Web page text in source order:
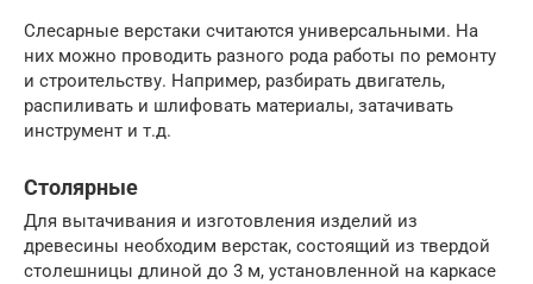
Слесарные верстаки считаются универсальными. На
них можно проводить разного рода работы по ремонту
и строительству. Например, разбирать двигатель,
распиливать и шлифовать материалы, затачивать
инструмент и т.д.
Столярные
Для вытачивания и изготовления изделий из
древесины необходим верстак, состоящий из твердой
столешницы длиной до 3 м, установленной на каркасе